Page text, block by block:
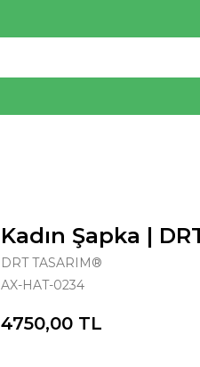
Kadın Şapka |
DRT TASARIM®
AX-HAT-0234
4750,00 TL